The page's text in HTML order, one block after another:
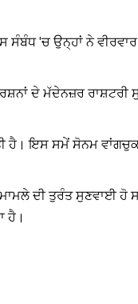
'ਚ ਉਨ੍ਹਾਂ ਨੇ ਵੀਰਵਾਰ
ਦੇ ਮੱਦੇਨਜ਼ਰ ਰਾਸ਼ਟਰੀ
ਹੈ। ਇਸ ਸਮੇਂ ਸੋਨਮ
ਦੀ ਤੁਰੰਤ ਸੁਣਵਾਈ ਹੋ
ਹੈ।